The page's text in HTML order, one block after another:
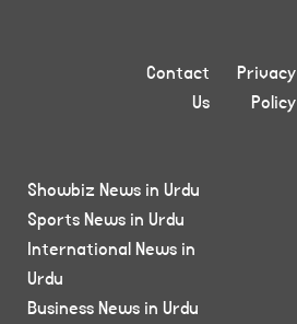
Privacy
Policy
Contact
Us
Showbiz News in Urdu
Sports News in Urdu
International News in
Urdu
Business News in Urdu